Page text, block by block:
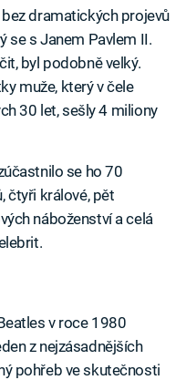
dramatických projevů
se s Janem Pavlem II.
byl podobně velký.
muže, který v čele
30 let, sešly 4 miliony
se ho 70
čtyři králové, pět
náboženství a celá
v roce 1980
z nejzásadnějších
pohřeb ve skutečnosti